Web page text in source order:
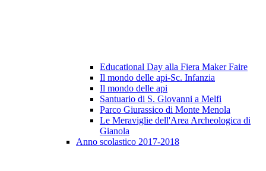
Educational Day alla Fiera Maker Faire
Il mondo delle api-Sc. Infanzia
Il mondo delle api
Santuario di S. Giovanni a Melfi
Parco Giurassico di Monte Menola
Le Meraviglie dell'Area Archeologica di
Gianola
Anno scolastico 2017-2018